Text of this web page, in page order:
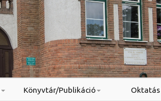
Könyvtár/Publikáció Oktatás